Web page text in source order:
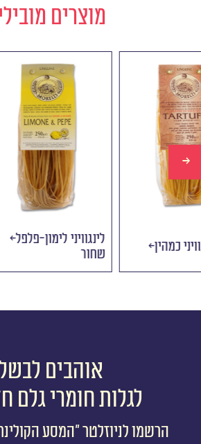
מוצרים
פסטה לינגוויני כמהין
אוהבים
לגלות חומרי גלם
הרשמו לניוזלטר ״המסע